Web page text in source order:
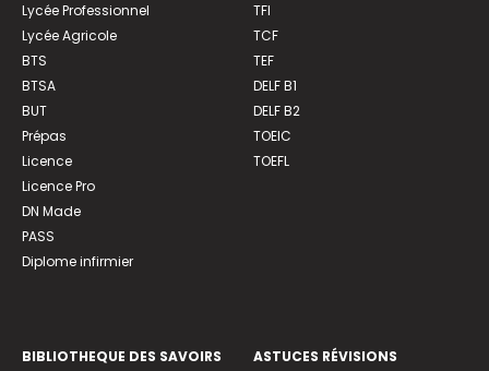
Lycée Professionnel
Lycée Agricole
BTS
BTSA
BUT
Prépas
Licence
Licence Pro
DN Made
PASS
Diplome infirmier
TFI
TCF
TEF
DELF B1
DELF B2
TOEIC
TOEFL
BIBLIOTHEQUE DES SAVOIRS
ASTUCES RÉVISIONS